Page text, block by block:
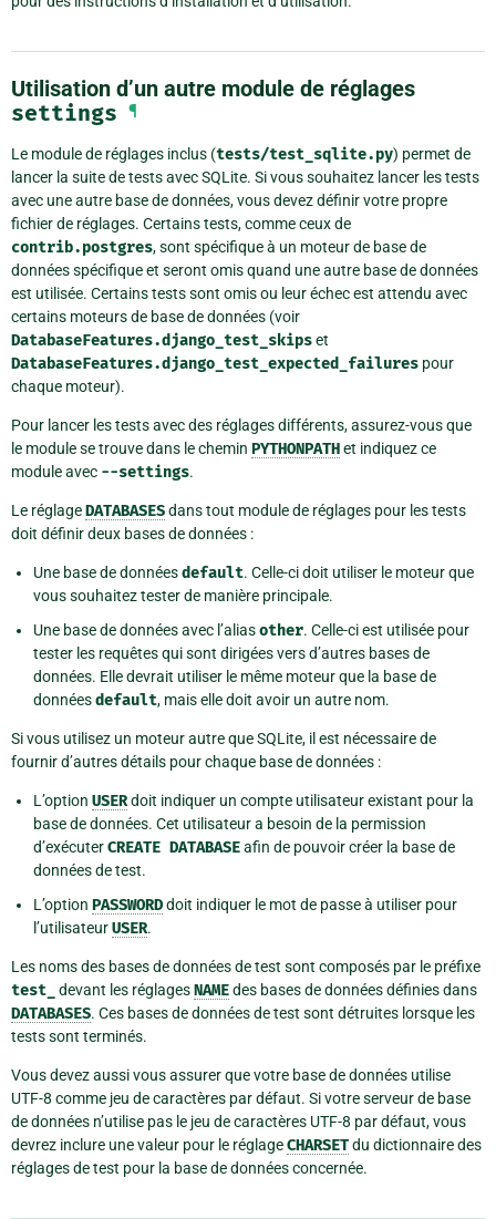
Utilisation d’un autre module de réglages
settings ¶
Le module de réglages inclus (tests/test_sqlite.py) permet de
lancer la suite de tests avec SQLite. Si vous souhaitez lancer les tests
avec une autre base de données, vous devez définir votre propre
fichier de réglages. Certains tests, comme ceux de
contrib.postgres, sont spécifique à un moteur de base de
données spécifique et seront omis quand une autre base de données
est utilisée. Certains tests sont omis ou leur échec est attendu avec
certains moteurs de base de données (voir
DatabaseFeatures.django_test_skipset
DatabaseFeatures.django_test_expected_failures pour
chaque moteur).
Pour lancer les tests avec des réglages différents, assurez-vous que
le module se trouve dans le chemin PYTHONPATHet indiquez ce
module avec --settings.
Le réglageDATABASESdans tout module de réglages pour les tests
doit définir deux bases de données :
Une base de donnéesdefault. Celle-ci doit utiliser le moteur que
vous souhaitez tester de manière principale.
Une base de données avec l’aliasother. Celle-ci est utilisée pour
tester les requêtes qui sont dirigées vers d’autres bases de
données. Elle devrait utiliser le même moteur que la base de
donnéesdefault, mais elle doit avoir un autre nom.
Si vous utilisez un moteur autre que SQLite, il est nécessaire de
fournir d’autres détails pour chaque base de données :
L’option USERdoit indiquer un compte utilisateur existant pour la
base de données. Cet utilisateur a besoin de la permission
d’exécuterCREATE DATABASEafin de pouvoir créer la base de
données de test.
L’option PASSWORDdoit indiquer le mot de passe à utiliser pour
l’utilisateurUSER.
Les noms des bases de données de test sont composés par le préfixe
test_ devant les réglagesNAMEdes bases de données définies dans
DATABASES. Ces bases de données de test sont détruites lorsque les
tests sont terminés.
Vous devez aussi vous assurer que votre base de données utilise
UTF-8 comme jeu de caractères par défaut. Si votre serveur de base
de données n’utilise pas le jeu de caractères UTF-8 par défaut, vous
devrez inclure une valeur pour le réglageCHARSETdu dictionnaire des
réglages de test pour la base de données concernée.